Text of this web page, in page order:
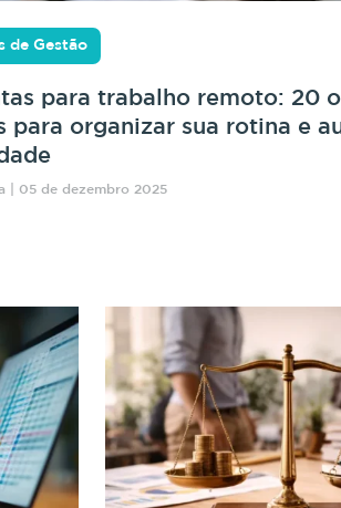
de Gestão
para trabalho remoto: 20
para organizar sua rotina e
| 05 de dezembro 2025